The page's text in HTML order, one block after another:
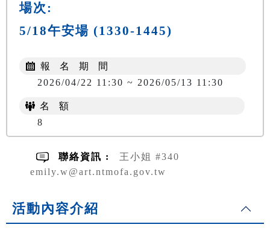
場次:
5/18午安場 (1330-1445)
報 名 期 間
2026/04/22 11:30 ~ 2026/05/13 11:30
名 額
8
聯絡資訊 :
王小姐 #340
emily.w@art.ntmofa.gov.tw
活動內容介紹